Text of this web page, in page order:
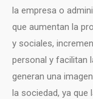
la empresa o
que aumentan la
y sociales,
personal y facilitan
generan una
la sociedad, ya que